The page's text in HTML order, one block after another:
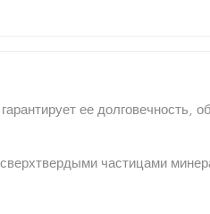
ее долговечность,
частицами